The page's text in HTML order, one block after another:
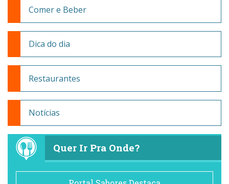
Comer e Beber
Dica do dia
Restaurantes
Notícias
Quer Ir Pra Onde?